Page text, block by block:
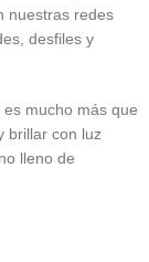
nuestras redes
desfiles y
mucho más que
brillar con luz
lleno de